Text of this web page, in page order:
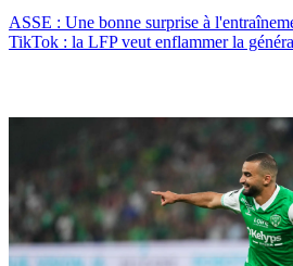
ASSE : Une bonne surprise à
TikTok : la LFP veut enflammer la